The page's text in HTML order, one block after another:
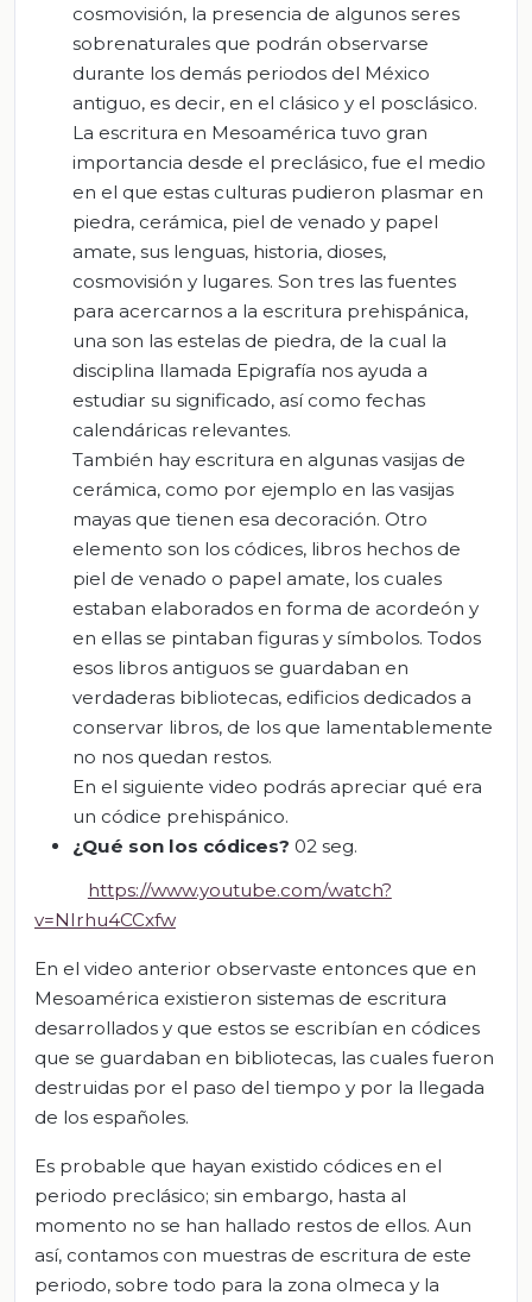
cosmovisión, la presencia de algunos seres
sobrenaturales que podrán observarse
durante los demás periodos del México
antiguo, es decir, en el clásico y el posclásico.
La escritura en Mesoamérica tuvo gran
importancia desde el preclásico, fue el medio
en el que estas culturas pudieron plasmar en
piedra, cerámica, piel de venado y papel
amate, sus lenguas, historia, dioses,
cosmovisión y lugares. Son tres las fuentes
para acercarnos a la escritura prehispánica,
una son las estelas de piedra, de la cual la
disciplina llamada Epigrafía nos ayuda a
estudiar su significado, así como fechas
calendáricas relevantes.
También hay escritura en algunas vasijas de
cerámica, como por ejemplo en las vasijas
mayas que tienen esa decoración. Otro
elemento son los códices, libros hechos de
piel de venado o papel amate, los cuales
estaban elaborados en forma de acordeón y
en ellas se pintaban figuras y símbolos. Todos
esos libros antiguos se guardaban en
verdaderas bibliotecas, edificios dedicados a
conservar libros, de los que lamentablemente
no nos quedan restos.
En el siguiente video podrás apreciar qué era
un códice prehispánico.
¿Qué son los códices? 02 seg.
https://www.youtube.com/watch?
v=NIrhu4CCxfw
En el video anterior observaste entonces que en
Mesoamérica existieron sistemas de escritura
desarrollados y que estos se escribían en códices
que se guardaban en bibliotecas, las cuales fueron
destruidas por el paso del tiempo y por la llegada
de los españoles.
Es probable que hayan existido códices en el
periodo preclásico; sin embargo, hasta al
momento no se han hallado restos de ellos. Aun
así, contamos con muestras de escritura de este
periodo, sobre todo para la zona olmeca y la